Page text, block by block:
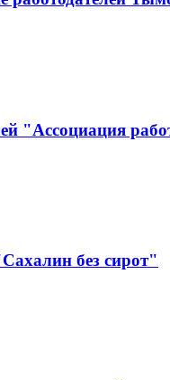
"Ассоциация
без сирот"